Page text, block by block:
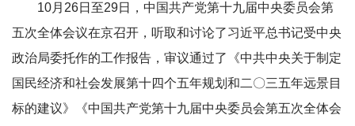
10月26日至29日，中国共产党第十九届中央委员会第
五次全体会议在京召开，听取和讨论了习近平总书记受中央
政治局委托作的工作报告，审议通过了《中共中央关于制定
国民经济和社会发展第十四个五年规划和二〇三五年远景目
标的建议》《中国共产党第十九届中央委员会第五次全体会